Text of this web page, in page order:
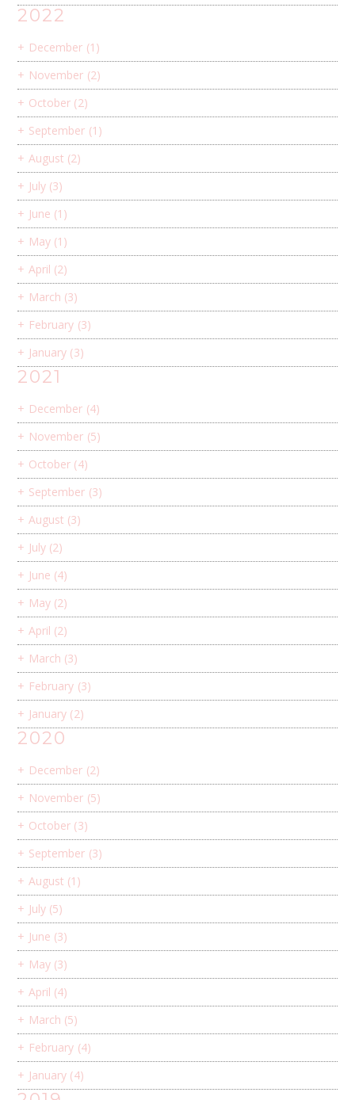
2022
+ December (1)
+ November (2)
+ October (2)
+ September (1)
+ August (2)
+ July (3)
+ June (1)
+ May (1)
+ April (2)
+ March (3)
+ February (3)
+ January (3)
2021
+ December (4)
+ November (5)
+ October (4)
+ September (3)
+ August (3)
+ July (2)
+ June (4)
+ May (2)
+ April (2)
+ March (3)
+ February (3)
+ January (2)
2020
+ December (2)
+ November (5)
+ October (3)
+ September (3)
+ August (1)
+ July (5)
+ June (3)
+ May (3)
+ April (4)
+ March (5)
+ February (4)
+ January (4)